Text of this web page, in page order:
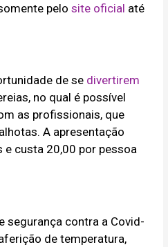
pelosite oficial até
de se divertirem
no qual é possível
as profissionais, que
A apresentação
custa 20,00 por pessoa
segurança contra a Covid-
de temperatura,